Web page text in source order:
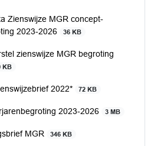
Zienswijze MGR concept-
2023-2026
36 KB
zienswijze MGR begroting
KB
2022* 72 KB
2023-2026 3 MB
MGR 346 KB